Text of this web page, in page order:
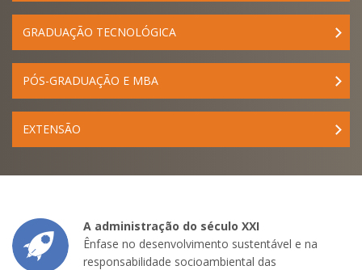
GRADUAÇÃO TECNOLÓGICA
PÓS-GRADUAÇÃO E MBA
EXTENSÃO
A administração do século XXI
Ênfase no desenvolvimento sustentável e na
responsabilidade socioambiental das